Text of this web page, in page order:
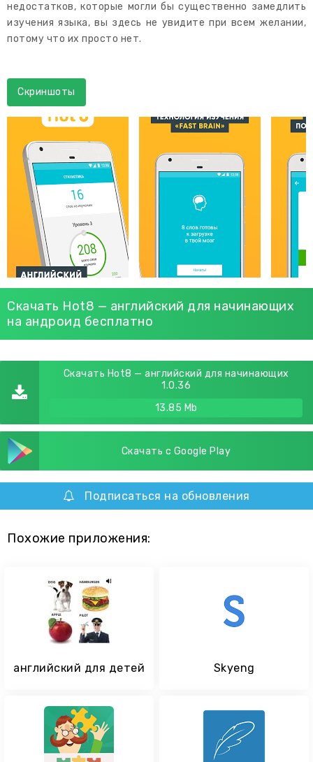
недостатков, которые могли бы существенно замедлить
изучения языка, вы здесь не увидите при всем желании,
потому что их просто нет.
Скриншоты
Скачать Hot8 — английский для начинающих
на андроид бесплатно
Скачать Hot8 — английский для начинающих
1.0.36
13.85 Mb
Скачать с Google Play
Подписаться на обновления
Похожие приложения:
английский для детей Skyeng